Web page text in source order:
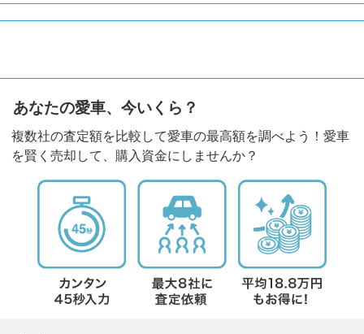
あなたの愛車、今いくら？
複数社の査定額を比較して愛車の最高額を調べよう！愛車
を賢く売却して、購入資金にしませんか？